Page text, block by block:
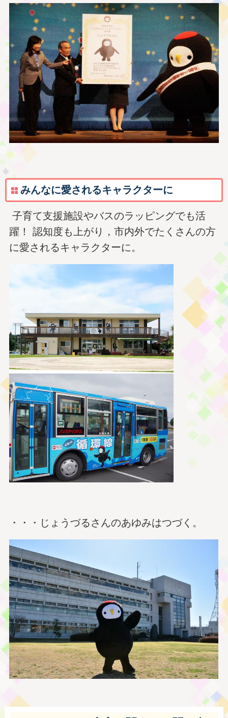
みんなに愛されるキャラクターに
子育て支援施設やバスのラッピングでも活
躍！ 認知度も上がり，市内外でたくさんの方
に愛されるキャラクターに。
・・・じょうづるさんのあゆみはつづく。